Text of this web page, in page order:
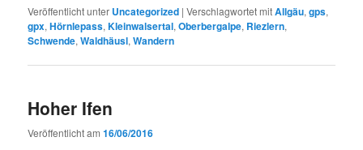
Veröffentlicht unter Uncategorized |Verschlagwortet mitAllgäu,gps,
gpx,Hörnlepass,Kleinwalsertal,Oberbergalpe, Riezlern,
Schwende,Waldhäusl,Wandern
Hoher Ifen
Veröffentlicht am16/06/2016